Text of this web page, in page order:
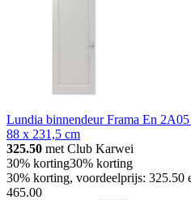
Lundia binnendeur Frama En
88 x 231,5 cm
325.50 met Club Karwei
30% korting30% korting
30% korting, voordeelprijs: 325.50
465.00